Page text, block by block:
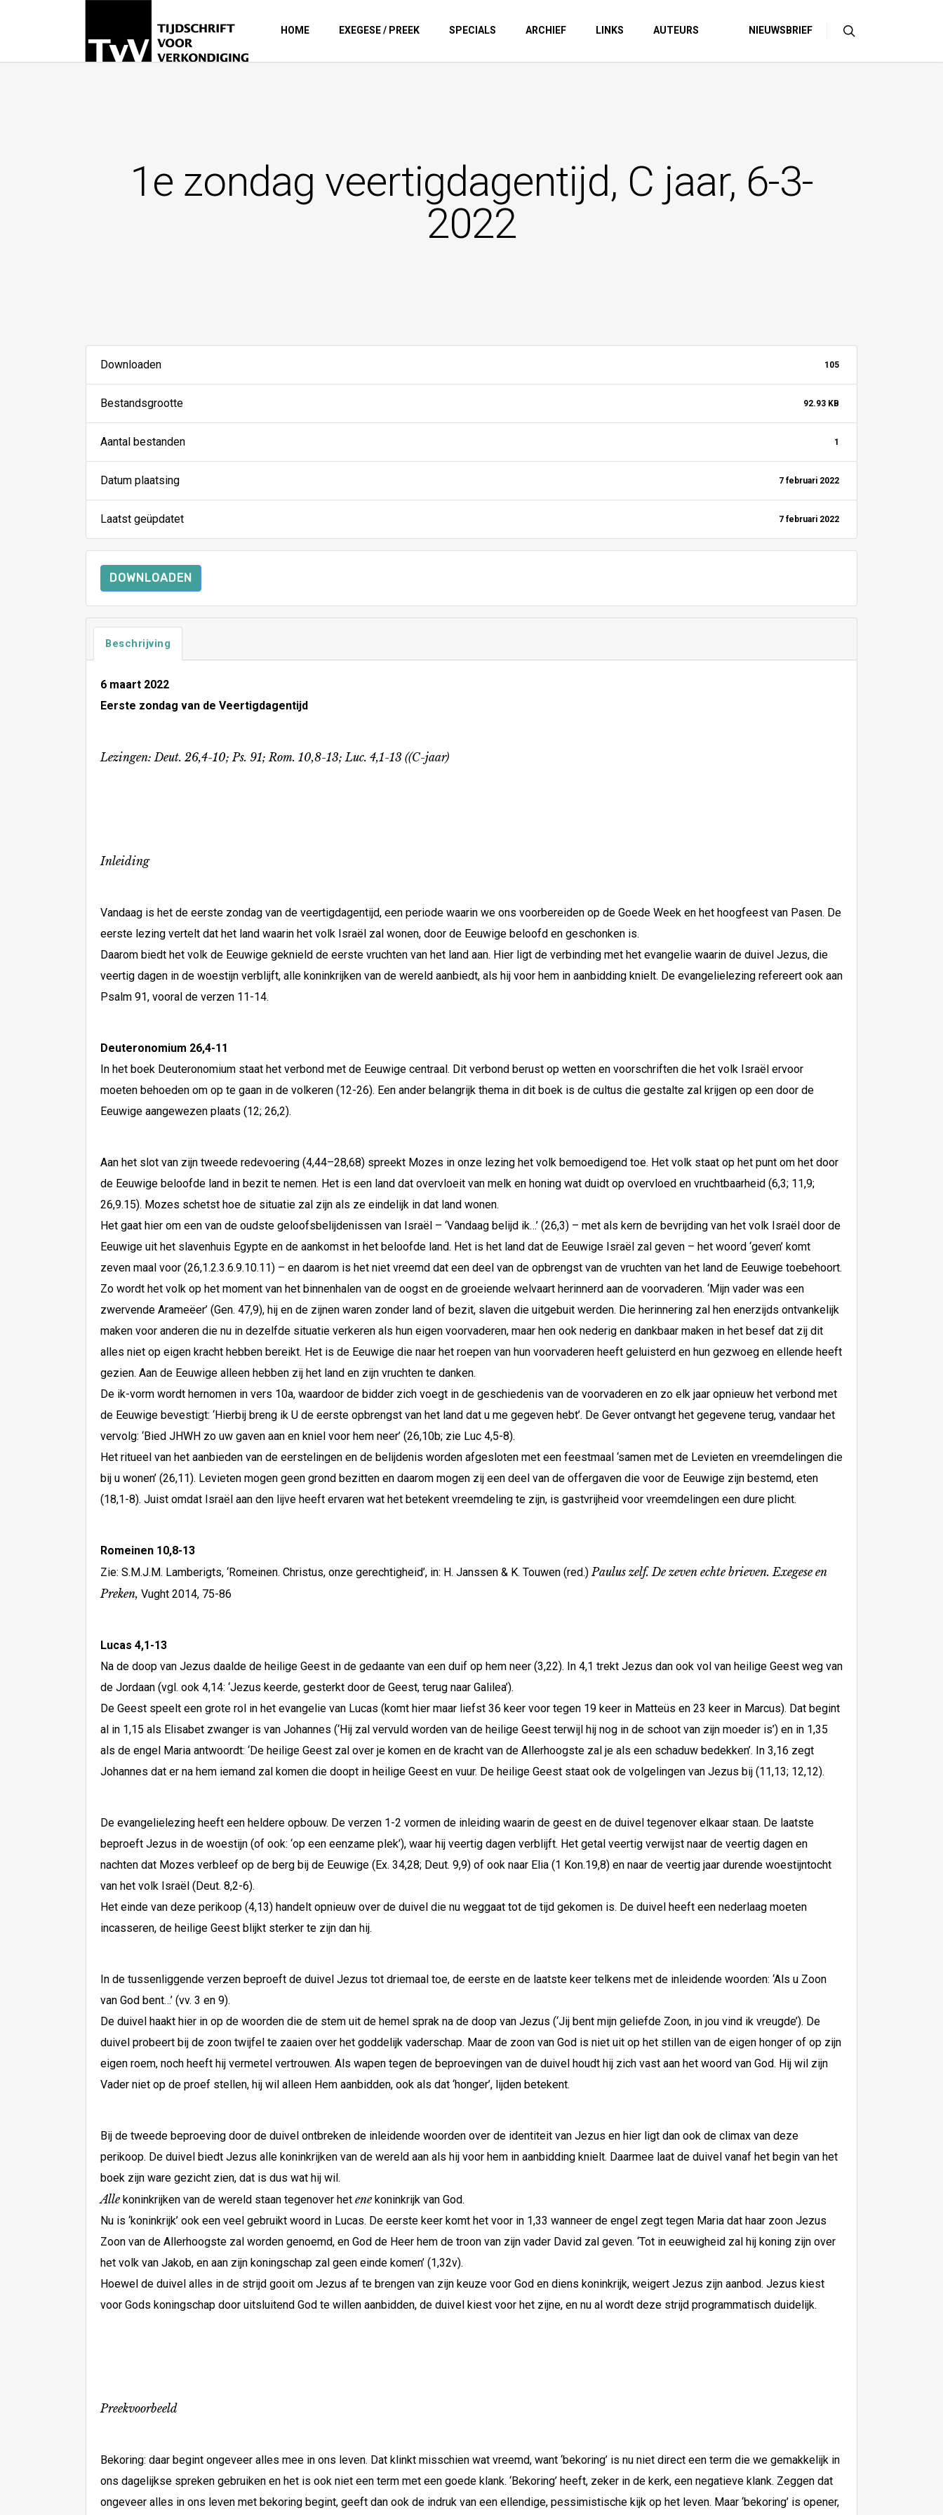
HOME EXEGESE / PREEK SPECIALS ARCHIEF LINKS AUTEURS NIEUWSBRIEF
1e zondag veertigdagentijd, C jaar, 6-3-
2022
Downloaden 105
Bestandsgrootte 92.93 KB
Aantal bestanden 1
Datum plaatsing 7 februari 2022
Laatst geüpdatet 7 februari 2022
DOWNLOADEN
Beschrijving
6 maart 2022
Eerste zondag van de Veertigdagentijd
Lezingen: Deut. 26,4-10; Ps. 91; Rom. 10,8-13; Luc. 4,1-13 ((C-jaar)
Inleiding
Vandaag is het de eerste zondag van de veertigdagentijd, een periode waarin we ons voorbereiden op de Goede Week en het hoogfeest van Pasen. De
eerste lezing vertelt dat het land waarin het volk Israël zal wonen, door de Eeuwige beloofd en geschonken is.
Daarom biedt het volk de Eeuwige geknield de eerste vruchten van het land aan. Hier ligt de verbinding met het evangelie waarin de duivel Jezus, die
veertig dagen in de woestijn verblijft, alle koninkrijken van de wereld aanbiedt, als hij voor hem in aanbidding knielt. De evangelielezing refereert ook aan
Psalm 91, vooral de verzen 11-14.
Deuteronomium 26,4-11
In het boek Deuteronomium staat het verbond met de Eeuwige centraal. Dit verbond berust op wetten en voorschriften die het volk Israël ervoor
moeten behoeden om op te gaan in de volkeren (12-26). Een ander belangrijk thema in dit boek is de cultus die gestalte zal krijgen op een door de
Eeuwige aangewezen plaats (12; 26,2).
Aan het slot van zijn tweede redevoering (4,44–28,68) spreekt Mozes in onze lezing het volk bemoedigend toe. Het volk staat op het punt om het door
de Eeuwige beloofde land in bezit te nemen. Het is een land dat overvloeit van melk en honing wat duidt op overvloed en vruchtbaarheid (6,3; 11,9;
26,9.15). Mozes schetst hoe de situatie zal zijn als ze eindelijk in dat land wonen.
Het gaat hier om een van de oudste geloofsbelijdenissen van Israël – ‘Vandaag belijd ik…’ (26,3) – met als kern de bevrijding van het volk Israël door de
Eeuwige uit het slavenhuis Egypte en de aankomst in het beloofde land. Het is het land dat de Eeuwige Israël zal geven – het woord ‘geven’ komt
zeven maal voor (26,1.2.3.6.9.10.11) – en daarom is het niet vreemd dat een deel van de opbrengst van de vruchten van het land de Eeuwige toebehoort.
Zo wordt het volk op het moment van het binnenhalen van de oogst en de groeiende welvaart herinnerd aan de voorvaderen. ‘Mijn vader was een
zwervende Arameëer’ (Gen. 47,9), hij en de zijnen waren zonder land of bezit, slaven die uitgebuit werden. Die herinnering zal hen enerzijds ontvankelijk
maken voor anderen die nu in dezelfde situatie verkeren als hun eigen voorvaderen, maar hen ook nederig en dankbaar maken in het besef dat zij dit
alles niet op eigen kracht hebben bereikt. Het is de Eeuwige die naar het roepen van hun voorvaderen heeft geluisterd en hun gezwoeg en ellende heeft
gezien. Aan de Eeuwige alleen hebben zij het land en zijn vruchten te danken.
De ik-vorm wordt hernomen in vers 10a, waardoor de bidder zich voegt in de geschiedenis van de voorvaderen en zo elk jaar opnieuw het verbond met
de Eeuwige bevestigt: ‘Hierbij breng ik U de eerste opbrengst van het land dat u me gegeven hebt’. De Gever ontvangt het gegevene terug, vandaar het
vervolg: ‘Bied JHWH zo uw gaven aan en kniel voor hem neer’ (26,10b; zie Luc 4,5-8).
Het ritueel van het aanbieden van de eerstelingen en de belijdenis worden afgesloten met een feestmaal ‘samen met de Levieten en vreemdelingen die
bij u wonen’ (26,11). Levieten mogen geen grond bezitten en daarom mogen zij een deel van de offergaven die voor de Eeuwige zijn bestemd, eten
(18,1-8). Juist omdat Israël aan den lijve heeft ervaren wat het betekent vreemdeling te zijn, is gastvrijheid voor vreemdelingen een dure plicht.
Romeinen 10,8-13
Zie: S.M.J.M. Lamberigts, ‘Romeinen. Christus, onze gerechtigheid’, in: H. Janssen & K. Touwen (red.)Paulus zelf. De zeven echte brieven. Exegese en
Preken, Vught 2014, 75-86
Lucas 4,1-13
Na de doop van Jezus daalde de heilige Geest in de gedaante van een duif op hem neer (3,22). In 4,1 trekt Jezus dan ook vol van heilige Geest weg van
de Jordaan (vgl. ook 4,14: ‘Jezus keerde, gesterkt door de Geest, terug naar Galilea’).
De Geest speelt een grote rol in het evangelie van Lucas (komt hier maar liefst 36 keer voor tegen 19 keer in Matteüs en 23 keer in Marcus). Dat begint
al in 1,15 als Elisabet zwanger is van Johannes (‘Hij zal vervuld worden van de heilige Geest terwijl hij nog in de schoot van zijn moeder is’) en in 1,35
als de engel Maria antwoordt: ‘De heilige Geest zal over je komen en de kracht van de Allerhoogste zal je als een schaduw bedekken’. In 3,16 zegt
Johannes dat er na hem iemand zal komen die doopt in heilige Geest en vuur. De heilige Geest staat ook de volgelingen van Jezus bij (11,13; 12,12).
De evangelielezing heeft een heldere opbouw. De verzen 1-2 vormen de inleiding waarin de geest en de duivel tegenover elkaar staan. De laatste
beproeft Jezus in de woestijn (of ook: ‘op een eenzame plek’), waar hij veertig dagen verblijft. Het getal veertig verwijst naar de veertig dagen en
nachten dat Mozes verbleef op de berg bij de Eeuwige (Ex. 34,28; Deut. 9,9) of ook naar Elia (1 Kon.19,8) en naar de veertig jaar durende woestijntocht
van het volk Israël (Deut. 8,2-6).
Het einde van deze perikoop (4,13) handelt opnieuw over de duivel die nu weggaat tot de tijd gekomen is. De duivel heeft een nederlaag moeten
incasseren, de heilige Geest blijkt sterker te zijn dan hij.
In de tussenliggende verzen beproeft de duivel Jezus tot driemaal toe, de eerste en de laatste keer telkens met de inleidende woorden: ‘Als u Zoon
van God bent…’ (vv. 3 en 9).
De duivel haakt hier in op de woorden die de stem uit de hemel sprak na de doop van Jezus (‘Jij bent mijn geliefde Zoon, in jou vind ik vreugde’). De
duivel probeert bij de zoon twijfel te zaaien over het goddelijk vaderschap. Maar de zoon van God is niet uit op het stillen van de eigen honger of op zijn
eigen roem, noch heeft hij vermetel vertrouwen. Als wapen tegen de beproevingen van de duivel houdt hij zich vast aan het woord van God. Hij wil zijn
Vader niet op de proef stellen, hij wil alleen Hem aanbidden, ook als dat ‘honger’, lijden betekent.
Bij de tweede beproeving door de duivel ontbreken de inleidende woorden over de identiteit van Jezus en hier ligt dan ook de climax van deze
perikoop. De duivel biedt Jezus alle koninkrijken van de wereld aan als hij voor hem in aanbidding knielt. Daarmee laat de duivel vanaf het begin van het
boek zijn ware gezicht zien, dat is dus wat hij wil.
Alle koninkrijken van de wereld staan tegenover het ene koninkrijk van God.
Nu is ‘koninkrijk’ ook een veel gebruikt woord in Lucas. De eerste keer komt het voor in 1,33 wanneer de engel zegt tegen Maria dat haar zoon Jezus
Zoon van de Allerhoogste zal worden genoemd, en God de Heer hem de troon van zijn vader David zal geven. ‘Tot in eeuwigheid zal hij koning zijn over
het volk van Jakob, en aan zijn koningschap zal geen einde komen’ (1,32v).
Hoewel de duivel alles in de strijd gooit om Jezus af te brengen van zijn keuze voor God en diens koninkrijk, weigert Jezus zijn aanbod. Jezus kiest
voor Gods koningschap door uitsluitend God te willen aanbidden, de duivel kiest voor het zijne, en nu al wordt deze strijd programmatisch duidelijk.
Preekvoorbeeld
Bekoring: daar begint ongeveer alles mee in ons leven. Dat klinkt misschien wat vreemd, want ‘bekoring’ is nu niet direct een term die we gemakkelijk in
ons dagelijkse spreken gebruiken en het is ook niet een term met een goede klank. ‘Bekoring’ heeft, zeker in de kerk, een negatieve klank. Zeggen dat
ongeveer alles in ons leven met bekoring begint, geeft dan ook de indruk van een ellendige, pessimistische kijk op het leven. Maar ‘bekoring’ is opener,